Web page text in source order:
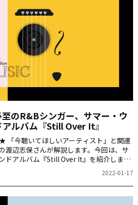
のR&Bシンガー、サマー・ウ
ルバム『Still Over It』
今聴いてほしいアーティスト」と関連
渡辺志保さんが解説します。今回は、サ
ドアルバム『Still Over It』を紹介しま
2022-01-17